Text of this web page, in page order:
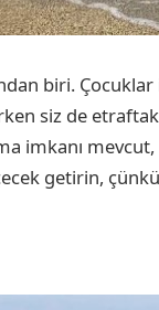
biri.
siz de
imkanı
getirin,